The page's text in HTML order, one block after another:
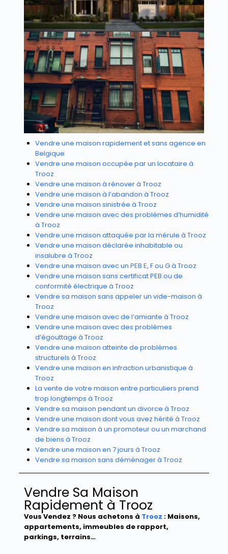
Vendre une maison rapidement et sans agence en
Belgique
Vendre une maison occupée par un locataire à
Trooz
Vendre une maison à rénover à Trooz
Vendre une maison à l’abandon à Trooz
Vendre une maison sinistrée à Trooz
Vendre une maison avec des problèmes d’humidité
à Trooz
Vendre une maison attaquée par la mérule à Trooz
Vendre une maison déclarée inhabitable ou
insalubre à Trooz
Vendre une maison avec un PEB E, F ou G à Trooz
Vendre une maison sans certificat PEB ou de
conformité électrique à Trooz
Vendre sa maison sans appeler un vide-maison à
Trooz
Vendre une maison avec de l’amiante à Trooz
Vendre une maison avec des problèmes
d’égouttage à Trooz
Vendre une maison atteinte de problèmes
structurels à Trooz
Vendre une maison en infraction urbanistique à
Trooz
La vente de votre maison entre particuliers prend
trop longtemps à Trooz
Vendre sa maison pendant un divorce à Trooz
Vendre une maison dont vous avez hérité à Trooz
Vendre sa maison à un promoteur ou un marchand
de biens à Trooz
Vendre une maison en 7 jours à Trooz
Vendre sa maison sans déménager à Trooz
Vendre Sa Maison
Rapidement à Trooz
Vous Vendez ? Nous achetons à Trooz : Maisons,
appartements, immeubles de rapport,
parkings, terrains…